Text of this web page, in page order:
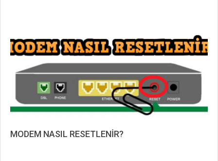
MODEM NASIL RESETLENİR?